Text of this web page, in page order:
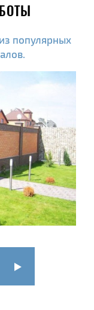
популярных